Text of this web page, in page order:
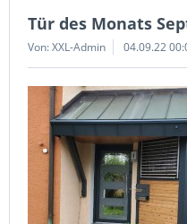
Tür des Monats
Von: XXL-Admin 04.09.22